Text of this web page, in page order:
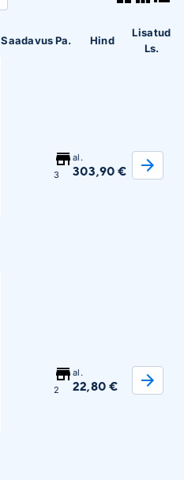
SaadavusPa. Hind
Lisatud
Ls.
3
al.
303,90 €
2
al.
22,80 €